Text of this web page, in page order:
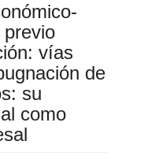
vías
de
su
como